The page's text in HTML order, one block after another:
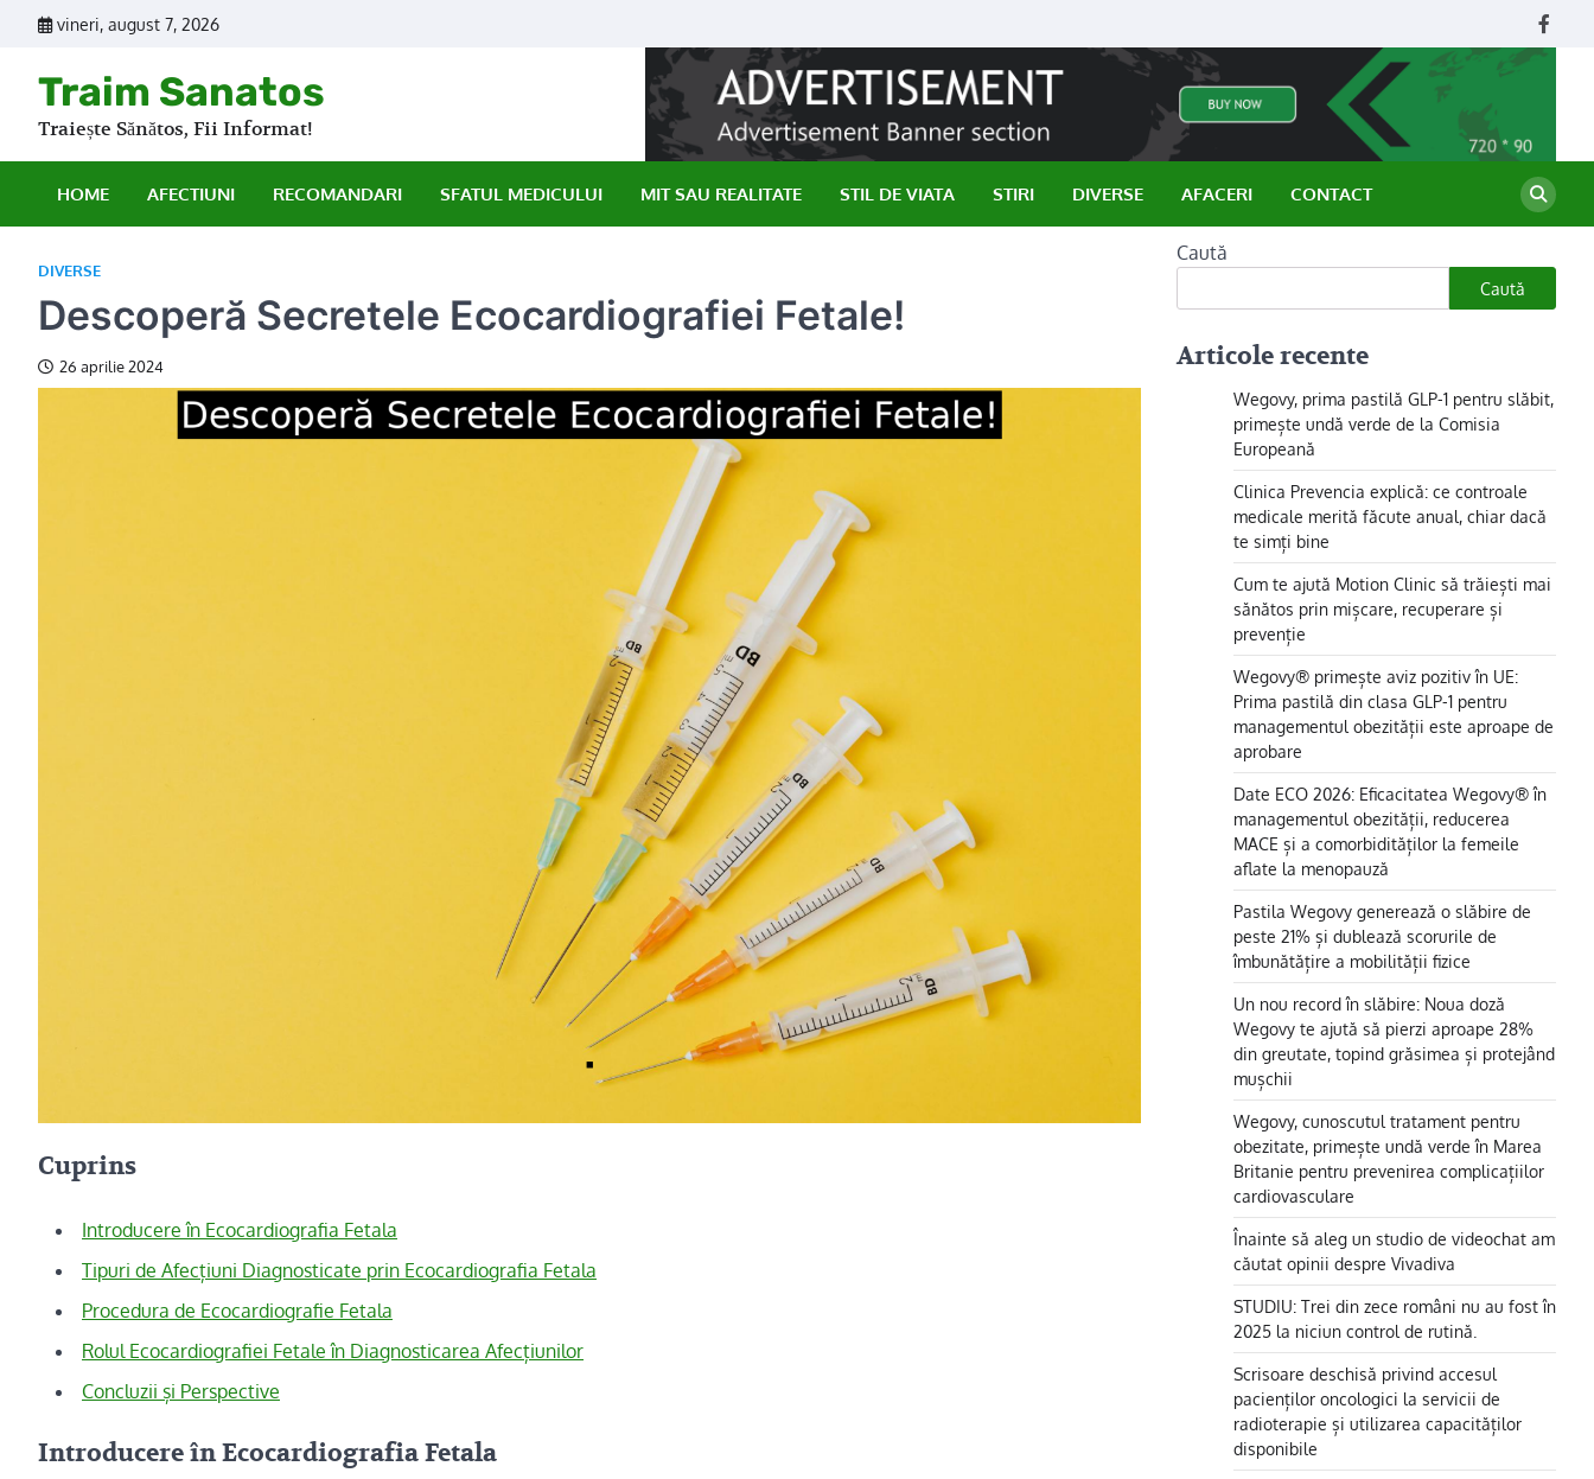
vineri, august 7, 2026
Traim Sanatos
Traiește Sănătos, Fii Informat!
HOME AFECTIUNI RECOMANDARI SFATUL MEDICULUI MIT SAU REALITATE STIL DE VIATA STIRI DIVERSE AFACERI CONTACT
DIVERSE
Descoperă Secretele Ecocardiografiei Fetale!
26 aprilie 2024
Cuprins
Introducere în Ecocardiografia Fetala
Tipuri de Afecțiuni Diagnosticate prin Ecocardiografia Fetala
Procedura de Ecocardiografie Fetala
Rolul Ecocardiografiei Fetale în Diagnosticarea Afecțiunilor
Concluzii și Perspective
Introducere în Ecocardiografia Fetala
Caută
Caută
Articole recente
Wegovy, prima pastilă GLP-1 pentru slăbit,
primește undă verde de la Comisia
Europeană
Clinica Prevencia explică: ce controale
medicale merită făcute anual, chiar dacă
te simți bine
Cum te ajută Motion Clinic să trăiești mai
sănătos prin mișcare, recuperare și
prevenție
Wegovy® primește aviz pozitiv în UE:
Prima pastilă din clasa GLP-1 pentru
managementul obezității este aproape de
aprobare
Date ECO 2026: Eficacitatea Wegovy® în
managementul obezității, reducerea
MACE și a comorbidităților la femeile
aflate la menopauză
Pastila Wegovy generează o slăbire de
peste 21% și dublează scorurile de
îmbunătățire a mobilității fizice
Un nou record în slăbire: Noua doză
Wegovy te ajută să pierzi aproape 28%
din greutate, topind grăsimea și protejând
mușchii
Wegovy, cunoscutul tratament pentru
obezitate, primește undă verde în Marea
Britanie pentru prevenirea complicațiilor
cardiovasculare
Înainte să aleg un studio de videochat am
căutat opinii despre Vivadiva
STUDIU: Trei din zece români nu au fost în
2025 la niciun control de rutină.
Scrisoare deschisă privind accesul
pacienților oncologici la servicii de
radioterapie și utilizarea capacităților
disponibile